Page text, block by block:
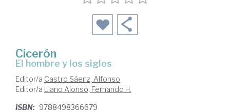
Cicerón
el hombre y los siglos
Editor/a Castro Sáenz, Alfonso
Editor/a Llano Alonso, Fernando H.
ISBN: 9788498366679